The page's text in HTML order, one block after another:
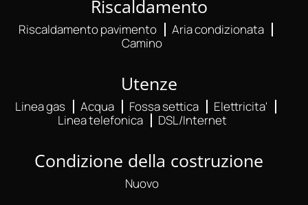
Riscaldamento
Riscaldamento pavimento
Aria condizionata
Camino
Utenze
Linea gas Acqua Fossa settica
Elettricita'
Linea telefonica
DSL/Internet
Condizione della costruzione
Nuovo